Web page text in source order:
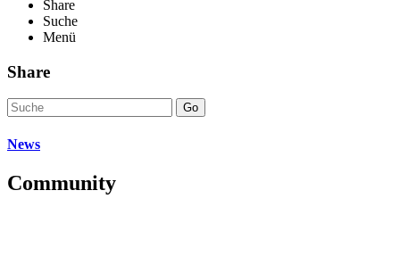
Share
Suche
Menü
Share
Go
News
Community